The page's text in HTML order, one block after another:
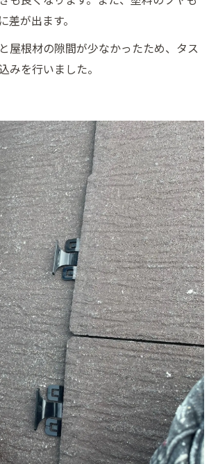
差が出ます。
屋根材の隙間が少なかったため、タス
みを行いました。